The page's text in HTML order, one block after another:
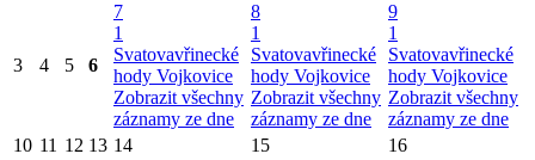
3 4 5 6
7
1
Svatovavřinecké
hody Vojkovice
Zobrazit všechny
záznamy ze dne
8
1
Svatovavřinecké
hody Vojkovice
Zobrazit všechny
záznamy ze dne
9
1
Svatovavřinecké
hody Vojkovice
Zobrazit všechny
záznamy ze dne
10 11 12 13 14 15
16